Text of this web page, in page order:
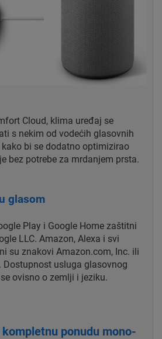
Cloud, klima uređaj se
s nekim od vodećih glasovnih
bi se dodatno optimizirao
bez potrebe za mrdanjem prsta.
glasom
Play i Google Home zaštitni
LLC. Amazon, Alexa i svi
su znakovi Amazon.com, Inc. ili
Dostupnost usluga glasovnog
ovisno o zemlji i jeziku.
ponudu mono-